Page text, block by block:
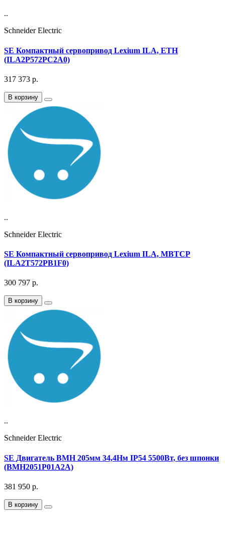
..
Schneider Electric
SE Компактный сервопривод Lexium ILA, ETH
(ILA2P572PC2A0)
317 373 р.
В корзину
..
Schneider Electric
SE Компактный сервопривод Lexium ILA, MBTCP
(ILA2T572PB1F0)
300 797 р.
В корзину
..
Schneider Electric
SE Двигатель BMH 205мм 34,4Нм IP54 5500Вт, без шпонки
(BMH2051P01A2A)
381 950 р.
В корзину